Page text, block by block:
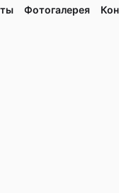
Фотогалерея